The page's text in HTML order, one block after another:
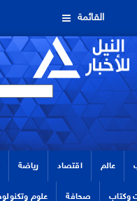
القائمة
عالم اقتصاد رياضة
وكتاب صحافة علوم